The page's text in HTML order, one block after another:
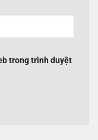
trong trình duyệt